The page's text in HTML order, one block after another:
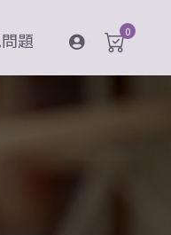
題 登入 0